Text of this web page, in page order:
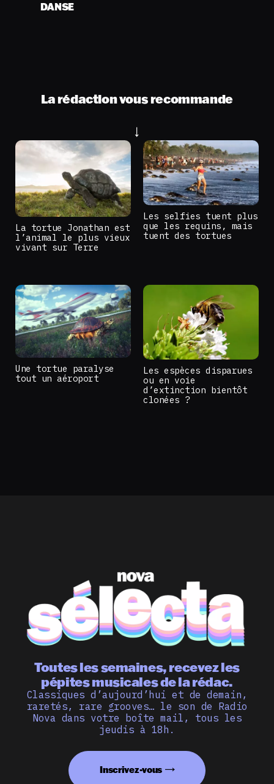
DANSE
La rédaction vous recommande
La tortue Jonathan est
l’animal le plus vieux
vivant sur Terre
Les selfies tuent plus
que les requins, mais
tuent des tortues
Une tortue paralyse
tout un aéroport
Les espèces disparues
ou en voie
d’extinction bientôt
clonées ?
Toutes les semaines, recevez les
pépites musicales de la rédac.
Classiques d’aujourd’hui et de demain,
raretés, rare grooves… le son de Radio
Nova dans votre boîte mail, tous les
jeudis à 18h.
Inscrivez-vous